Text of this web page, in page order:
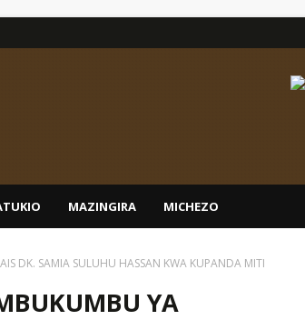
MAZINGIRA MICHEZO
DK. SAMIA SULUHU HASSAN KWA KUPANDA MITI
YA